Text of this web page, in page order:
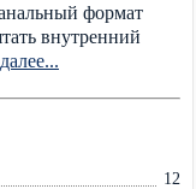
формат
внутренний
12